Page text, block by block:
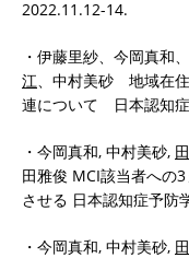
2022.11.12-14.
・伊藤里紗、今岡真和
江 、中村美砂 地域在
連について 日本認知
・今岡真和, 中村美砂,
田雅俊 MCI該当者への
させる 日本認知症予
・今岡真和, 中村美砂,